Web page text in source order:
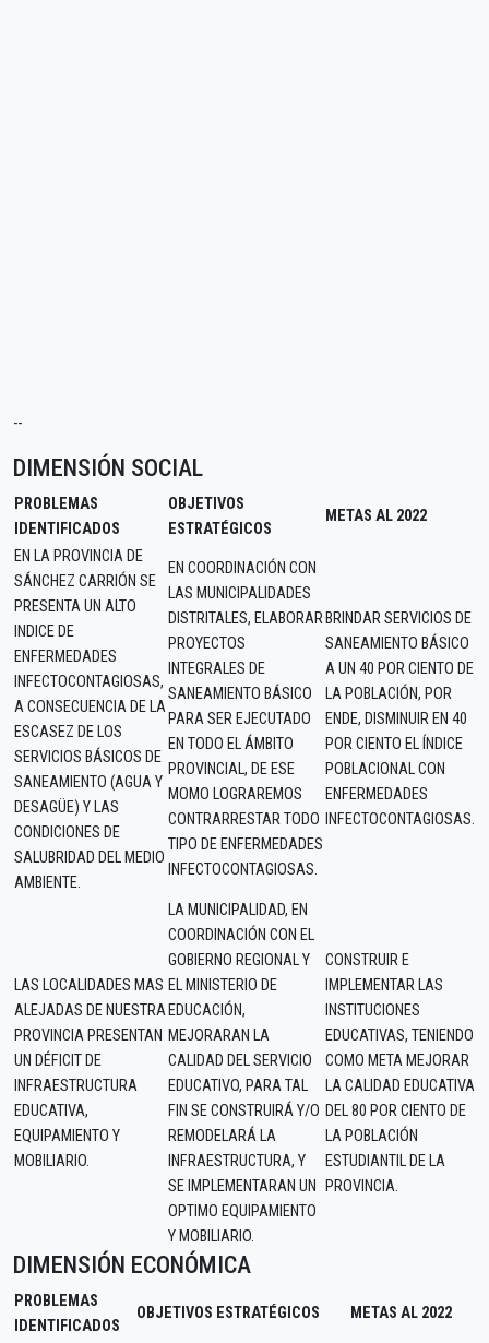
--
DIMENSIÓN SOCIAL
PROBLEMAS
IDENTIFICADOS
OBJETIVOS
ESTRATÉGICOS
METAS AL 2022
EN LA PROVINCIA DE
SÁNCHEZ CARRIÓN SE
PRESENTA UN ALTO
INDICE DE
ENFERMEDADES
INFECTOCONTAGIOSAS,
A CONSECUENCIA DE LA
ESCASEZ DE LOS
SERVICIOS BÁSICOS DE
SANEAMIENTO (AGUA Y
DESAGÜE) Y LAS
CONDICIONES DE
SALUBRIDAD DEL MEDIO
AMBIENTE.
EN COORDINACIÓN CON
LAS MUNICIPALIDADES
DISTRITALES, ELABORAR
PROYECTOS
INTEGRALES DE
SANEAMIENTO BÁSICO
PARA SER EJECUTADO
EN TODO EL ÁMBITO
PROVINCIAL, DE ESE
MOMO LOGRAREMOS
CONTRARRESTAR TODO
TIPO DE ENFERMEDADES
INFECTOCONTAGIOSAS.
BRINDAR SERVICIOS DE
SANEAMIENTO BÁSICO
A UN 40 POR CIENTO DE
LA POBLACIÓN, POR
ENDE, DISMINUIR EN 40
POR CIENTO EL ÍNDICE
POBLACIONAL CON
ENFERMEDADES
INFECTOCONTAGIOSAS.
LAS LOCALIDADES MAS
ALEJADAS DE NUESTRA
PROVINCIA PRESENTAN
UN DÉFICIT DE
INFRAESTRUCTURA
EDUCATIVA,
EQUIPAMIENTO Y
MOBILIARIO.
LA MUNICIPALIDAD, EN
COORDINACIÓN CON EL
GOBIERNO REGIONAL Y
EL MINISTERIO DE
EDUCACIÓN,
MEJORARAN LA
CALIDAD DEL SERVICIO
EDUCATIVO, PARA TAL
FIN SE CONSTRUIRÁ Y/O
REMODELARÁ LA
INFRAESTRUCTURA, Y
SE IMPLEMENTARAN UN
OPTIMO EQUIPAMIENTO
Y MOBILIARIO.
CONSTRUIR E
IMPLEMENTAR LAS
INSTITUCIONES
EDUCATIVAS, TENIENDO
COMO META MEJORAR
LA CALIDAD EDUCATIVA
DEL 80 POR CIENTO DE
LA POBLACIÓN
ESTUDIANTIL DE LA
PROVINCIA.
DIMENSIÓN ECONÓMICA
PROBLEMAS
IDENTIFICADOS
OBJETIVOS ESTRATÉGICOS METAS AL 2022